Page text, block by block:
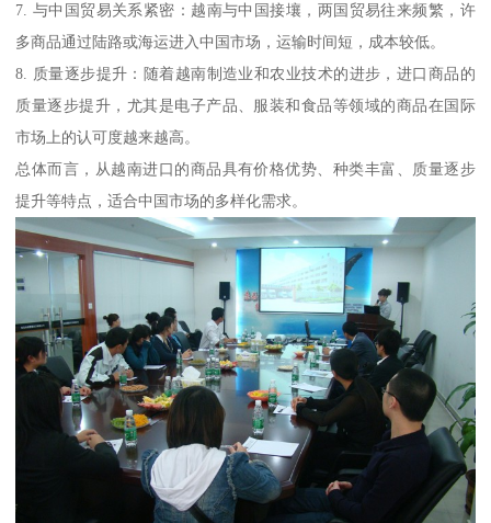
7. 与中国贸易关系紧密：越南与中国接壤，两国贸易往来频繁，许
多商品通过陆路或海运进入中国市场，运输时间短，成本较低。
8. 质量逐步提升：随着越南制造业和农业技术的进步，进口商品的
质量逐步提升，尤其是电子产品、服装和食品等领域的商品在国际
市场上的认可度越来越高。
总体而言，从越南进口的商品具有价格优势、种类丰富、质量逐步
提升等特点，适合中国市场的多样化需求。